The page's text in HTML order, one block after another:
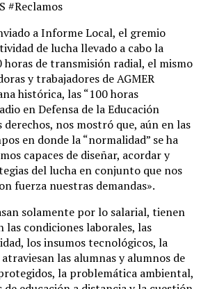
#Reclamos
a Informe Local, el gremio
de lucha llevado a cabo la
horas de transmisión radial, el mismo
y trabajadores de AGMER
histórica, las “100 horas
en Defensa de la Educación
nos mostró que, aún en las
en donde la “normalidad” se ha
capaces de diseñar, acordar y
del lucha en conjunto que nos
fuerza nuestras demandas».
solamente por lo salarial, tienen
las condiciones laborales, las
los insumos tecnológicos, la
las alumnas y alumnos de
la problemática ambiental,